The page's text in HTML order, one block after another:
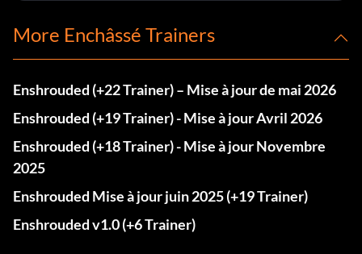
More Enchâssé Trainers
Enshrouded (+22 Trainer) – Mise à jour de mai 2026
Enshrouded (+19 Trainer) - Mise à jour Avril 2026
Enshrouded (+18 Trainer) - Mise à jour Novembre
2025
Enshrouded Mise à jour juin 2025 (+19 Trainer)
Enshrouded v1.0 (+6 Trainer)